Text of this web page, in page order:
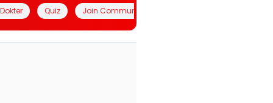
Quiz Join Community